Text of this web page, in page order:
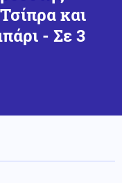
και
- Σε 3